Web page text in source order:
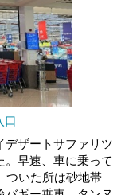
口
デザートサファリツ
。早速、車に乗って
ついた所は砂地帯